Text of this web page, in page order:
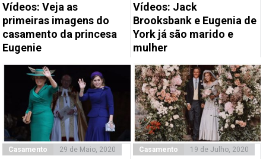
Vídeos: Veja as
primeiras imagens do
casamento da princesa
Eugenie
Vídeos: Jack
Brooksbank e Eugenia de
York já são marido e
mulher
Casamento 29 de Maio, 2020 Casamento 19 de Julho, 2020